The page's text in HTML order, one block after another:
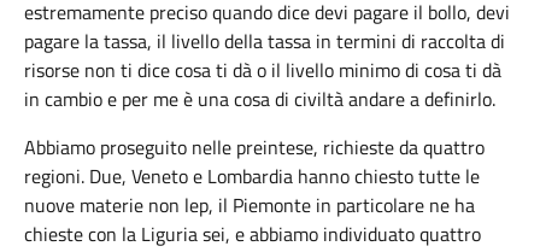
estremamente preciso quando dice devi pagare il bollo, devi
pagare la tassa, il livello della tassa in termini di raccolta di
risorse non ti dice cosa ti dà o il livello minimo di cosa ti dà
in cambio e per me è una cosa di civiltà andare a definirlo.
Abbiamo proseguito nelle preintese, richieste da quattro
regioni. Due, Veneto e Lombardia hanno chiesto tutte le
nuove materie non lep, il Piemonte in particolare ne ha
chieste con la Liguria sei, e abbiamo individuato quattro